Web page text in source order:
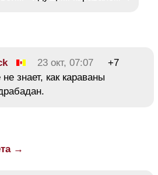
23 окт, 07:07
+7
знает, как караваны
→